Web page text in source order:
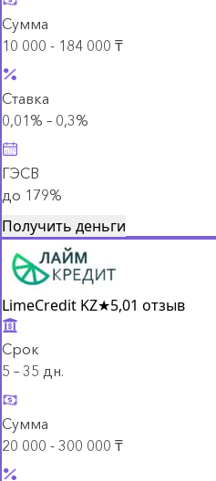
Сумма
10 000 - 184 000 ₸
Ставка
0,01% – 0,3%
ГЭСВ
до 179%
Получить деньги
LimeCredit KZ★5,01 отзыв
Срок
5 – 35 дн.
Сумма
20 000 - 300 000 ₸